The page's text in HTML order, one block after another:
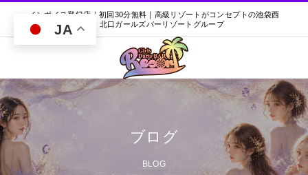
インボイス登録店｜初回30分無料｜高級リゾートがコンセプトの池袋西
口・北口ガールズバーリゾートグループ
ブログ
BLOG
JA